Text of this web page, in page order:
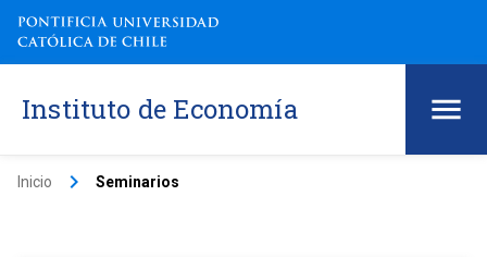
Instituto de Economía
Inicio keyboard_arrow_right Seminarios